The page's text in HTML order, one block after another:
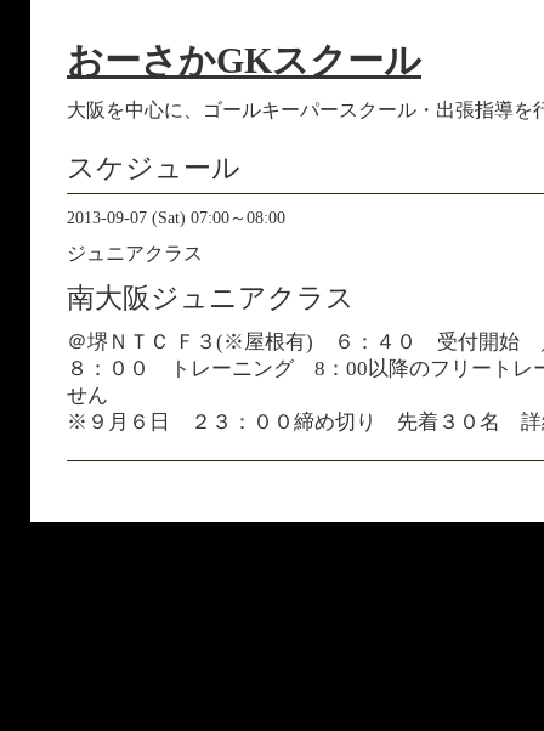
おーさかGKスクール
大阪を中心に、ゴールキーパースクール・出張指導を
スケジュール
2013-09-07 (Sat) 07:00～08:00
ジュニアクラス
南大阪ジュニアクラス
＠堺ＮＴＣ Ｆ３(※屋根有) ６：４０ 受付開始
８：００ トレーニング 8：00以降のフリートレ
せん
※９月６日 ２３：００締め切り 先着３０名 詳